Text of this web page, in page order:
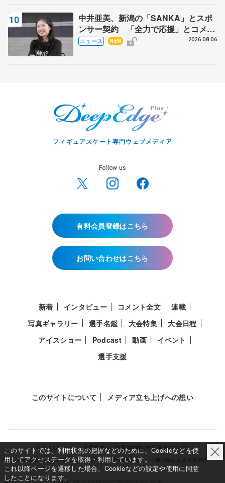
中井亜美、新潟の「SANKA」とスポ
ンサー契約 「全力で応援」とコメン
ト
ニュース NEW 2026.08.06
フィギュアスケート専門ウェブメディア
Follow us
有料会員登録はこちら
お問い合わせはこちら
新着 インタビュー コメント全文
連載
写真ギャラリー
選手名鑑 大会特集
大会日程
アイスショー
Podcast 動画
イベント
選手支援
このサイトについて メディア立ち上げへの想い
サイトポリシー 利用規約
利用者情報の外部送信について
特定商取引法に基づく表示について
Deep Edge 一般社団法人共同通信社
Copy Right © KYODO NEWS All RIGHTS RESERVED.
このサイトでは、利用状況の把握などのために、Cookieなどを使
用してアクセスデータを取得・利用しています。
これ以降ページを遷移した場合、Cookieなどの設定や使用に同意
したことになります。